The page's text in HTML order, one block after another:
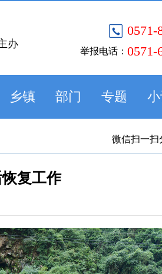
0571-
举报电话： 0571-
办
乡镇 部门 专题
微信扫一扫
复工作